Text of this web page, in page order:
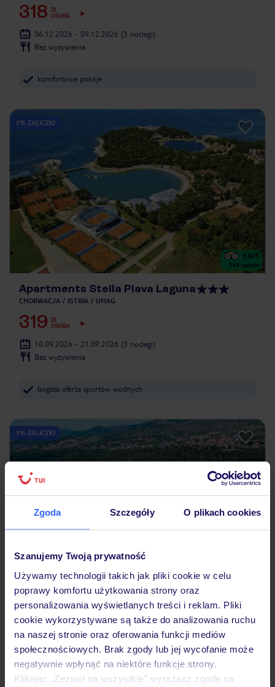
Zgoda Szczegóły O plikach cookies
Szanujemy Twoją prywatność
Używamy technologii takich jak pliki cookie w celu
poprawy komfortu użytkowania strony oraz
personalizowania wyświetlanych treści i reklam. Pliki
cookie wykorzystywane są także do analizowania ruchu
na naszej stronie oraz oferowania funkcji mediów
społecznościowych. Brak zgody lub jej wycofanie może
negatywnie wpłynąć na niektóre funkcje strony.
Klikając „Zezwól na wszystkie” wyrażasz zgodę na
318 ZŁ
OSOBA
06.12.2026 - 09.12.2026 (3 noclegi)
Bez wyżywienia
komfortowe pokoje
5% ZALICZKI
3.8/5
334 opinie
Apartments Stella Plava Laguna
CHORWACJA ISTRIA UMAG
319 ZŁ
OSOBA
18.09.2026 - 21.09.2026 (3 noclegi)
Bez wyżywienia
bogata oferta sportów wodnych
5% ZALICZKI
Medena Apartments
CHORWACJA DALMACJA ŚRODKOWA TROGIR
322
OSOBA
03.10.2026 - 06.10.2026 (3 noclegi)
Bez wyżywienia